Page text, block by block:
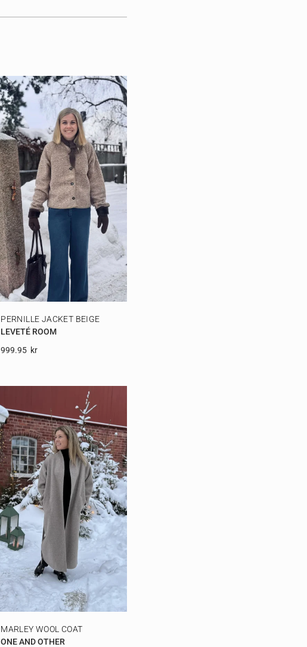
PERNILLE JACKET BEIGE
LEVETÉ ROOM
999.95 Kr
MARLEY WOOL COAT
ONE AND OTHER